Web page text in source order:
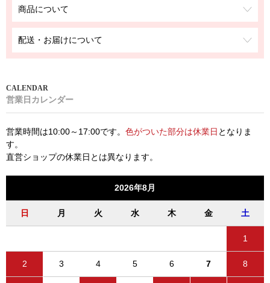
商品について
配送・お届けについて
営業日カレンダー
営業時間は10:00～17:00です。 色がついた部分は休業日 となりま
す。
直営ショップの休業日とは異なります。
2026年8月
日 月 火 水 木 金 土
1
2 3 4 5 6 7 8